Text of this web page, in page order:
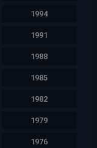
1994
1991
1988
1985
1982
1979
1976